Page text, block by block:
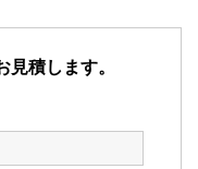
積します。